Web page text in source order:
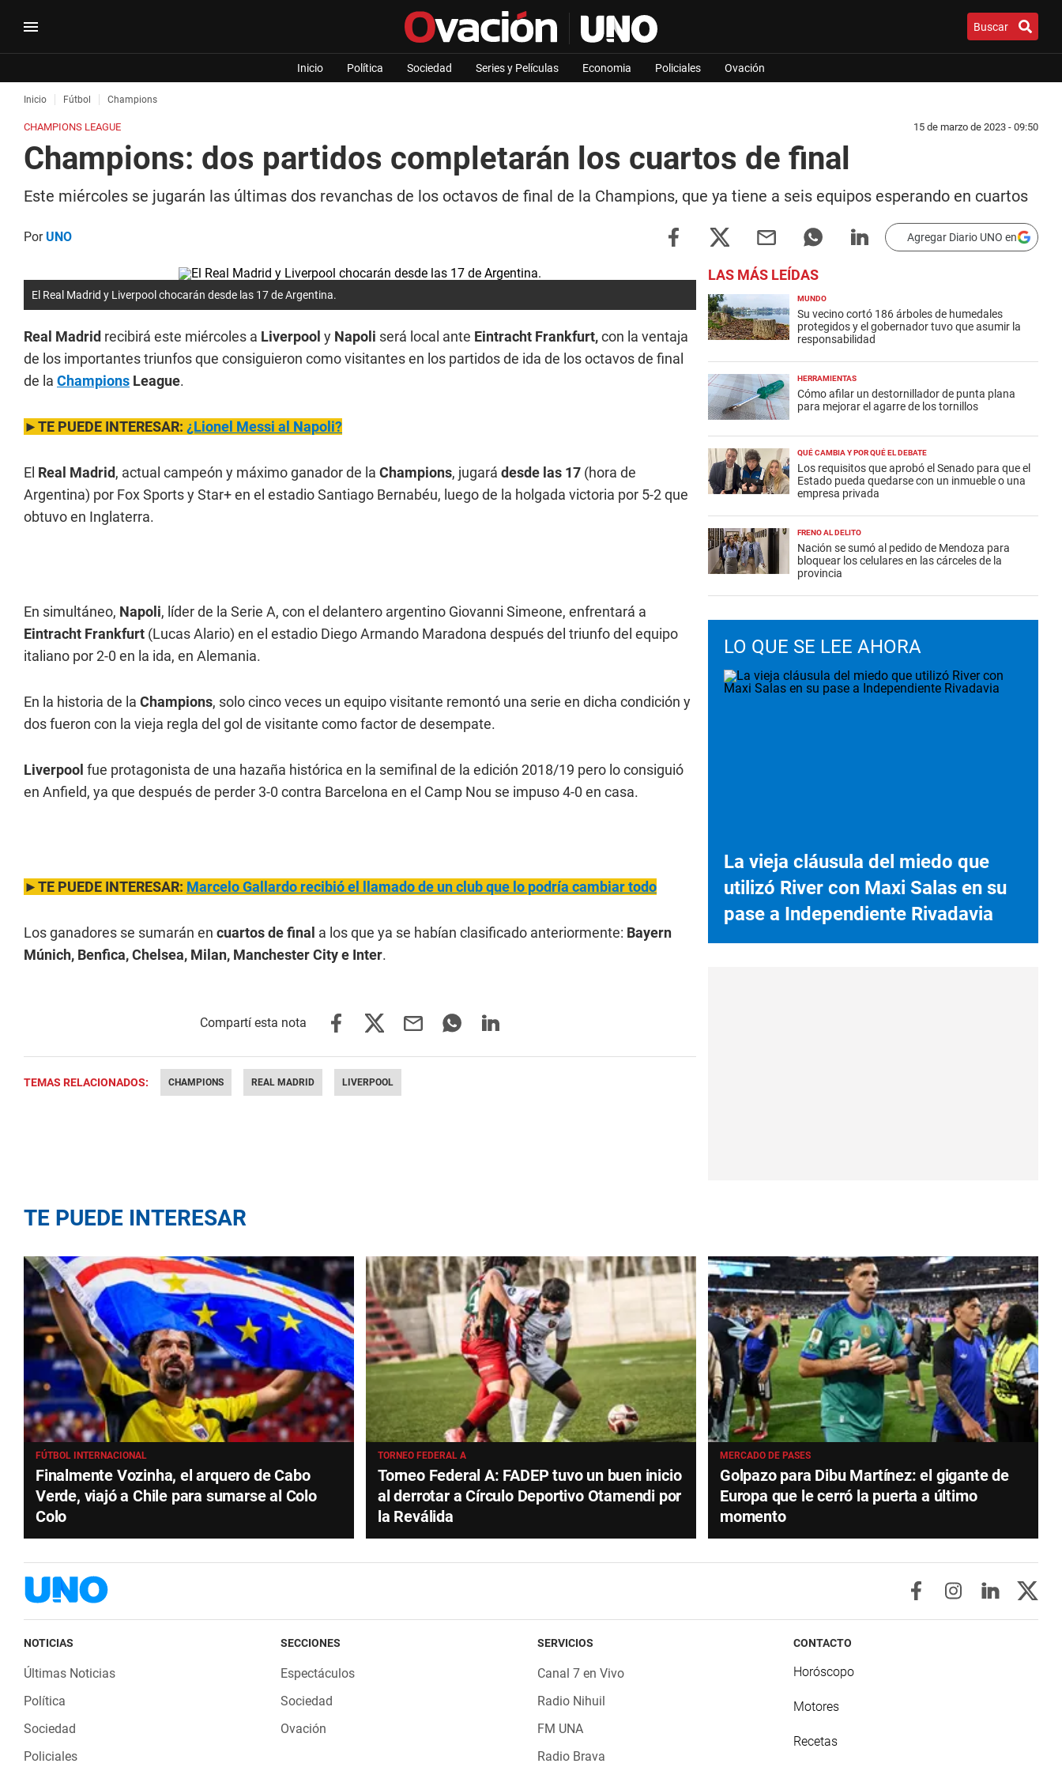
Buscar
Inicio Política Sociedad Series y Películas Economia Policiales Ovación
Inicio Fútbol Champions
CHAMPIONS LEAGUE 15 de marzo de 2023 - 09:50
Champions: dos partidos completarán los cuartos de final
Este miércoles se jugarán las últimas dos revanchas de los octavos de final de la Champions, que ya tiene a seis equipos esperando en cuartos
PorUNO Agregar Diario UNO en
El Real Madrid y Liverpool chocarán desde las 17 de Argentina.
Real Madrid recibirá este miércoles a Liverpool y Napoli será local ante Eintracht Frankfurt,con la ventaja
de los importantes triunfos que consiguieron como visitantes en los partidos de ida de los octavos de final
de la Champions League.
►TE PUEDE INTERESAR: ¿Lionel Messi al Napoli?
El Real Madrid, actual campeón y máximo ganador de la Champions, jugará desde las 17 (hora de
Argentina) por Fox Sports y Star+ en el estadio Santiago Bernabéu, luego de la holgada victoria por 5-2 que
obtuvo en Inglaterra.
En simultáneo, Napoli, líder de la Serie A, con el delantero argentino Giovanni Simeone, enfrentará a
Eintracht Frankfurt (Lucas Alario) en el estadio Diego Armando Maradona después del triunfo del equipo
italiano por 2-0 en la ida, en Alemania.
En la historia de la Champions, solo cinco veces un equipo visitante remontó una serie en dicha condición y
dos fueron con la vieja regla del gol de visitante como factor de desempate.
Liverpool fue protagonista de una hazaña histórica en la semifinal de la edición 2018/19 pero lo consiguió
en Anfield, ya que después de perder 3-0 contra Barcelona en el Camp Nou se impuso 4-0 en casa.
►TE PUEDE INTERESAR: Marcelo Gallardo recibió el llamado de un club que lo podría cambiar todo
Los ganadores se sumarán en cuartos de final a los que ya se habían clasificado anteriormente: Bayern
Múnich, Benfica, Chelsea, Milan, Manchester City e Inter.
TEMAS RELACIONADOS: CHAMPIONS REAL MADRID LIVERPOOL
LAS MÁS LEÍDAS
MUNDO
Su vecino cortó 186 árboles de humedales
protegidos y el gobernador tuvo que asumir la
responsabilidad
HERRAMIENTAS
Cómo afilar un destornillador de punta plana
para mejorar el agarre de los tornillos
QUÉ CAMBIA Y POR QUÉ EL DEBATE
Los requisitos que aprobó el Senado para que el
Estado pueda quedarse con un inmueble o una
empresa privada
FRENO AL DELITO
Nación se sumó al pedido de Mendoza para
bloquear los celulares en las cárceles de la
provincia
LO QUE SE LEE AHORA
La vieja cláusula del miedo que
utilizó River con Maxi Salas en su
pase a Independiente Rivadavia
TE PUEDE INTERESAR
FÚTBOL INTERNACIONAL
Finalmente Vozinha, el arquero de Cabo
Verde, viajó a Chile para sumarse al Colo
Colo
TORNEO FEDERAL A
Torneo Federal A: FADEP tuvo un buen inicio
al derrotar a Círculo Deportivo Otamendi por
la Reválida
MERCADO DE PASES
Golpazo para Dibu Martínez: el gigante de
Europa que le cerró la puerta a último
momento
NOTICIAS
Últimas Noticias
Política
Sociedad
Policiales
SECCIONES
Espectáculos
Sociedad
Ovación
SERVICIOS
Canal 7 en Vivo
Radio Nihuil
FM UNA
Radio Brava
CONTACTO
Horóscopo
Motores
Recetas